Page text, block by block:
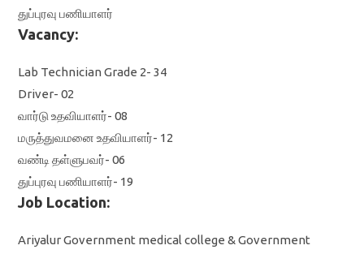
துப்புரவு பணியாளர்
Vacancy:
Lab Technician Grade 2- 34
Driver- 02
வார்டு உதவியாளர்- 08
மருத்துவமனை உதவியாளர்- 12
வண்டி தள்ளுபவர்- 06
துப்புரவு பணியாளர்- 19
Job Location:
Ariyalur Government medical college & Government